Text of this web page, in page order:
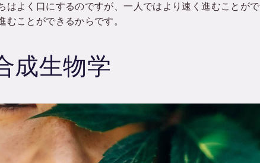
はよく口にするのですが、一人ではより速く進むことがで
ことができるからです。
成生物学